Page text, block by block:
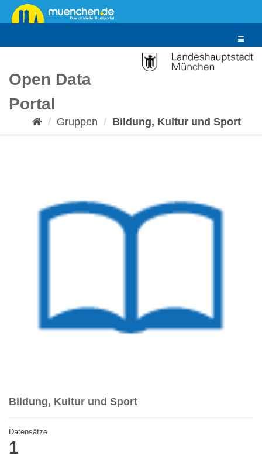
Überspringen
zum
Toggle
Open Data
Portal
Gruppen Bildung, Kultur und Sport
Bildung, Kultur und Sport
Datensätze
1